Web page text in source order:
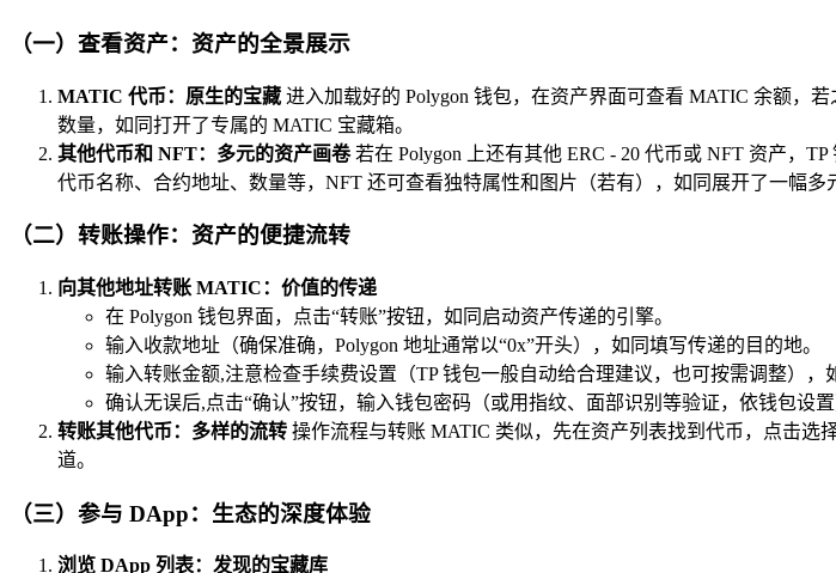
（一）查看资产：资产的全景展示
MATIC 代币：原生的宝藏 进入加载好的 Polygon 钱包，在资产界面可查看 MATIC 余额，
数量，如同打开了专属的 MATIC 宝藏箱。
其他代币和 NFT：多元的资产画卷若在 Polygon 上还有其他 ERC - 20 代币或 NFT 资产，
代币名称、合约地址、数量等，NFT 还可查看独特属性和图片（若有），如同展开了一幅多
（二）转账操作：资产的便捷流转
向其他地址转账 MATIC：价值的传递
在 Polygon 钱包界面，点击“转账”按钮，如同启动资产传递的引擎。
输入收款地址（确保准确，Polygon 地址通常以“0x”开头），如同填写传递的目的地。
输入转账金额,注意检查手续费设置（TP 钱包一般自动给合理建议，也可按需调整），
确认无误后,点击“确认”按钮，输入钱包密码（或用指纹、面部识别等验证，依钱包设
转账其他代币：多样的流转 操作流程与转账 MATIC 类似，先在资产列表找到代币，点击选
道。
（三）参与 DApp：生态的深度体验
浏览 DApp 列表：发现的宝藏库